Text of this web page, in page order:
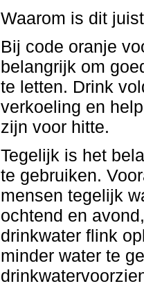
Waarom is dit
Bij code oranje
belangrijk om
te letten. Drink
verkoeling en
zijn voor hitte.
Tegelijk is het
te gebruiken.
mensen tegelijk
ochtend en
drinkwater flink
minder water te